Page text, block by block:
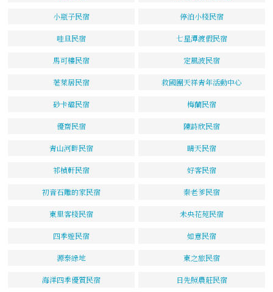
小瓶子民宿 停泊小棧民宿
哇旦民宿 七星潭渡假民宿
馬可樓民宿 定風波民宿
荖萊居民宿 救國團天祥青年活動中心
砂卡礑民宿 梅蘭民宿
優齋民宿 陳詩欣民宿
青山河畔民宿 晴天民宿
祁楨軒民宿 好客民宿
初音石雕的家民宿 秦老爹民宿
東里客棧民宿 未央花苑民宿
四季遊民宿 如意民宿
源泰綠地 東之旅民宿
海洋四季優質民宿 日先照農莊民宿